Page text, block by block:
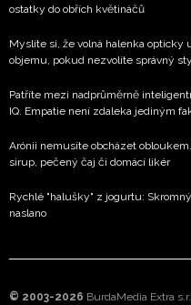
ostatky do obřích květináčů
Myslíte si, že volná halenka opticky
objemu, pokud nezvolíte správný
Patříte mezi nadprůměrně
IQ. Empatie není zdaleka jediným
Arónii nemusíte obcházet
sirup, pečený čaj či domácí likér
Rychlé "halušky" z jogurtu:
naslano
© 2003-2026 BurdaMedia Extra